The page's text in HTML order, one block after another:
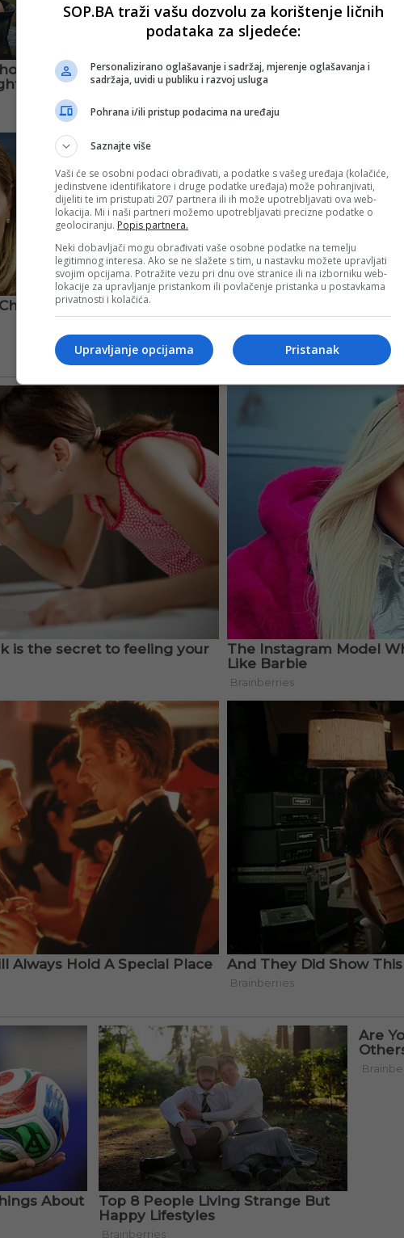
SOP.BA traži vašu dozvolu za korištenje ličnih
podataka za sljedeće:
Personalizirano oglašavanje i sadržaj, mjerenje oglašavanja i
sadržaja, uvidi u publiku i razvoj usluga
Pohrana i/ili pristup podacima na uređaju
Saznajte više
Vaši će se osobni podaci obrađivati, a podatke s vašeg uređaja (kolačiće,
jedinstvene identifikatore i druge podatke uređaja) može pohranjivati,
dijeliti te im pristupati 207 partnera ili ih može upotrebljavati ova web-
lokacija. Mi i naši partneri možemo upotrebljavati precizne podatke o
geolociranju. Popis partnera.
Neki dobavljači mogu obrađivati vaše osobne podatke na temelju
legitimnog interesa. Ako se ne slažete s tim, u nastavku možete upravljati
svojim opcijama. Potražite vezu pri dnu ove stranice ili na izborniku web-
lokacije za upravljanje pristankom ili povlačenje pristanka u postavkama
privatnosti i kolačića.
Pristanak
Upravljanje opcijama